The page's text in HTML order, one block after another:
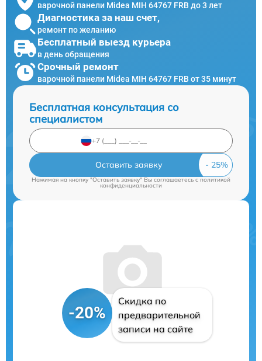
варочной панели Midea MIH 64767 FRB до 3 лет
Диагностика за наш счет,
ремонт по желанию
Бесплатный выезд курьера
в день обращения
Срочный ремонт
варочной панели Midea MIH 64767 FRB от 35 минут
Бесплатная консультация со
специалистом
Оставить заявку
Нажимая на кнопку "Оставить заявку" Вы соглашаетесь cполитикой
конфиденциальности
-20%
Скидка по
предварительной
записи на сайте